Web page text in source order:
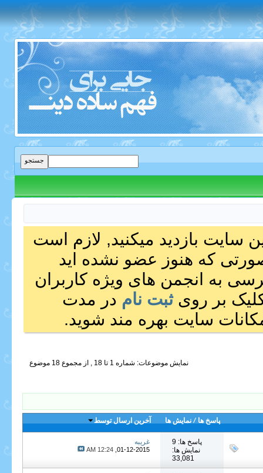
سایت بازدید میکنید, لازم است
که هنوز عضو نشده اید
به انجمن های ویژه کاربران
بر رویثبت نام در مدت
سایت بهره مند شوید.
نمایش موضوعات: شماره 1 تا 18 , از مجموع ‍18 موضوع
پاسخ ها / نمایش ها آخرین ارسال توسط
پاسخ ها: 9
نمایش ها:
33,081
غریبه
01-12-2015,
12:24 AM